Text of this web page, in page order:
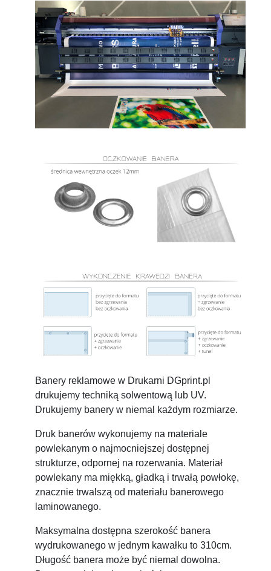
Banery reklamowe w Drukarni DGprint.pl
drukujemy techniką solwentową lub UV.
Drukujemy banery w niemal każdym rozmiarze.
Druk banerów wykonujemy na materiale
powlekanym o najmocniejszej dostępnej
strukturze, odpornej na rozerwania. Materiał
powlekany ma miękką, gładką i trwałą powłokę,
znacznie trwalszą od materiału banerowego
laminowanego.
Maksymalna dostępna szerokość banera
wydrukowanego w jednym kawałku to 310cm.
Długość banera może być niemal dowolna.